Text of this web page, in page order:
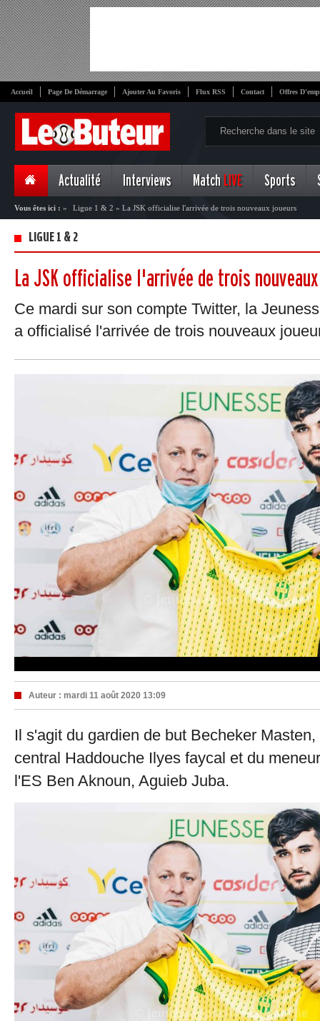
Accueil Page De Démarrage Ajouter Au Favoris Flux RSS Contact Offres
Actualité Interviews Match LIVE Sports
Vous êtes ici : » Ligue 1 & 2 » La JSK officialise l'arrivée de trois nouveaux joueurs
LIGUE 1 & 2
La JSK officialise l'arrivée de trois
Ce mardi sur son compte Twitter, la
a officialisé l'arrivée de trois nouveaux
Auteur : mardi 11 août 2020 13:09
Il s'agit du gardien de but Becheker
central Haddouche Ilyes faycal et du
l'ES Ben Aknoun, Aguieb Juba.